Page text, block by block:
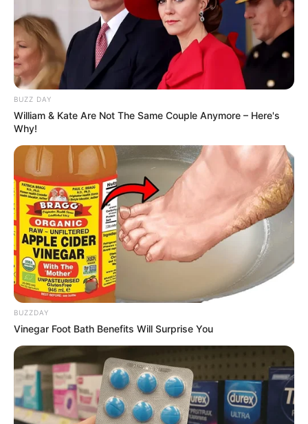
BUZZ DAY
William & Kate Are Not The Same Couple Anymore – Here's
Why!
BUZZDAY
Vinegar Foot Bath Benefits Will Surprise You